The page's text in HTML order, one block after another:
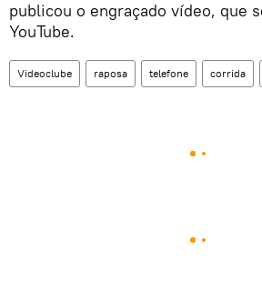
publicou o engraçado vídeo, que
YouTube.
Videoclube raposa telefone corrida